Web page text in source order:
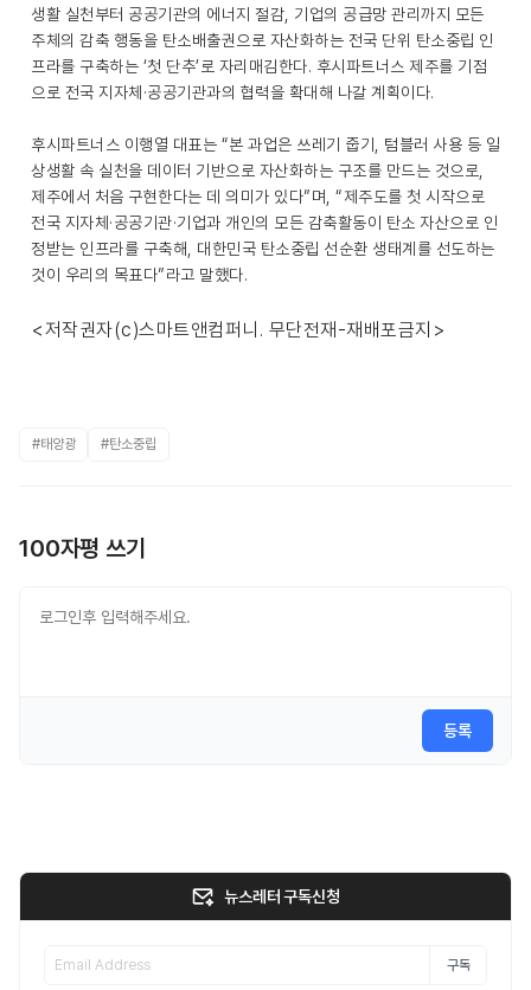
생활 실천부터 공공기관의 에너지 절감, 기업의 공급망 관리까지 모든
주체의 감축 행동을 탄소배출권으로 자산화하는 전국 단위 탄소중립 인
프라를 구축하는 ‘첫 단추’로 자리매김한다. 후시파트너스 제주를 기점
으로 전국 지자체·공공기관과의 협력을 확대해 나갈 계획이다.
후시파트너스 이행열 대표는 “본 과업은 쓰레기 줍기, 텀블러 사용 등 일
상생활 속 실천을 데이터 기반으로 자산화하는 구조를 만드는 것으로,
제주에서 처음 구현한다는 데 의미가 있다”며, “제주도를 첫 시작으로
전국 지자체·공공기관·기업과 개인의 모든 감축활동이 탄소 자산으로 인
정받는 인프라를 구축해, 대한민국 탄소중립 선순환 생태계를 선도하는
것이 우리의 목표다”라고 말했다.
<저작권자(c)스마트앤컴퍼니. 무단전재-재배포금지>
#태양광 #탄소중립
100자평 쓰기
등록
뉴스레터 구독신청
구독